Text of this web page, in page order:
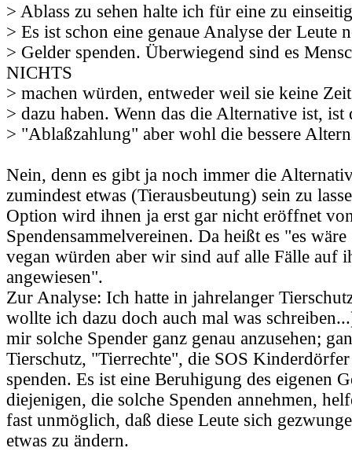
> Ablass zu sehen halte ich für eine zu
> Es ist schon eine genaue Analyse der Leute
> Gelder spenden. Überwiegend sind es
NICHTS
> machen würden, entweder weil sie keine
> dazu haben. Wenn das die Alternative ist, ist
> "Ablaßzahlung" aber wohl die bessere
Nein, denn es gibt ja noch immer die
zumindest etwas (Tierausbeutung) sein zu
Option wird ihnen ja erst gar nicht eröffnet
Spendensammelvereinen. Da heißt es "es
vegan würden aber wir sind auf alle Fälle auf
angewiesen".
Zur Analyse: Ich hatte in jahrelanger
wollte ich dazu doch auch mal was
mir solche Spender ganz genau anzusehen;
Tierschutz, "Tierrechte", die SOS
spenden. Es ist eine Beruhigung des eigenen
diejenigen, die solche Spenden annehmen,
fast unmöglich, daß diese Leute sich
etwas zu ändern.